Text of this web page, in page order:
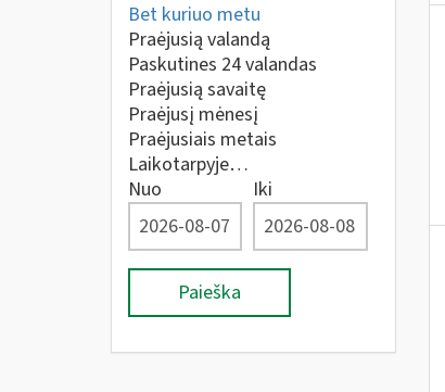
Bet kuriuo metu
Praėjusią valandą
Paskutines 24 valandas
Praėjusią savaitę
Praėjusį mėnesį
Praėjusiais metais
Laikotarpyje…
Nuo
Iki
Paieška